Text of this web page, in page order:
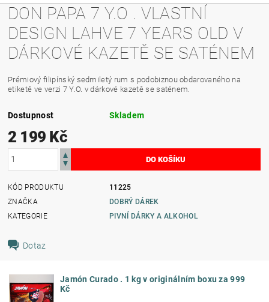
DON PAPA 7 Y.O . VLASTNÍ
DESIGN LAHVE 7 YEARS OLD V
DÁRKOVÉ KAZETĚ SE SATÉNEM
Prémiový filipínský sedmiletý rum s podobiznou obdarovaného na
etiketě ve verzi 7 Y.O. v dárkové kazetě se saténem.
Dostupnost Skladem
2 199 Kč
KÓD PRODUKTU
11225
ZNAČKA
DOBRÝ DÁREK
KATEGORIE
PIVNÍ DÁRKY A ALKOHOL
Dotaz
Jamón Curado . 1 kg v originálním boxu za 999
Kč